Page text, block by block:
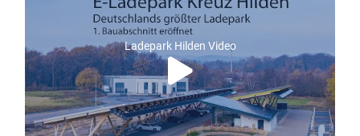
Ladepark Hilden Video